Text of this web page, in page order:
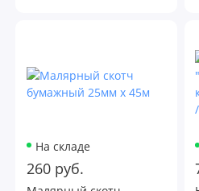
На складе
260 руб.